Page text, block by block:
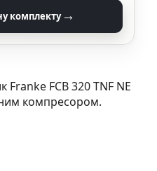
комплекту→
FCB 320 TNF NE
компресором.